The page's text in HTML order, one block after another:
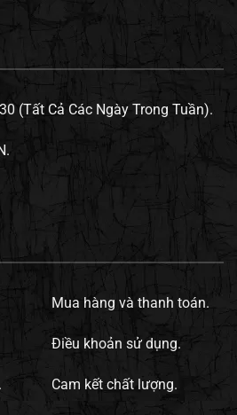
(Tất Cả Các Ngày Trong Tuần).
Mua hàng và thanh toán.
Điều khoản sử dụng.
Cam kết chất lượng.